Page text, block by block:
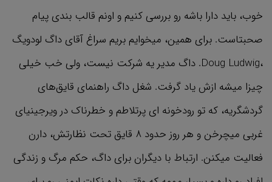
خوب، باید دارا باشه رو بررسی کنیم و اونم قالب بندی پیام
صحبتاست. برای همین، میخوایم بریم سراغ آقای داگ لودویگ
،Doug Ludwig. داگ مدیر یه شرکت نیست، ولی خب خیلی
چیزا میشه ازش یاد گرفت. شغل داگ راهنمای قایق‌های
گردشگریه، که تو رودخونه ای پرتلاطم و خطرناک در ویرجینیای
غربی میچرخن و هر روز حدود ۸ قایق تحت نظارتش، دارن
فعالیت میکنن. ارتباط با دیگران برای داگ، حکم مرگ و زندگی